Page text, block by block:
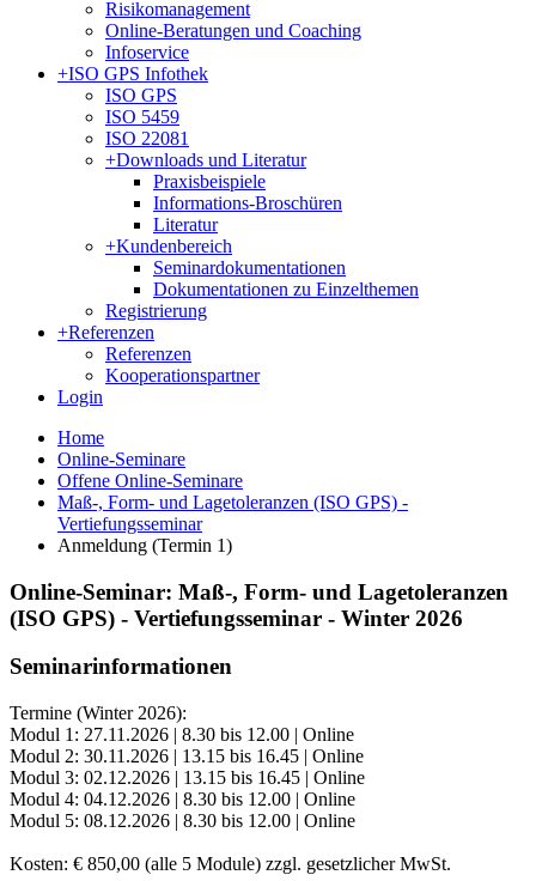
Risikomanagement
Online-Beratungen und Coaching
Infoservice
+ISO GPS Infothek
ISO GPS
ISO 5459
ISO 22081
+Downloads und Literatur
Praxisbeispiele
Informations-Broschüren
Literatur
+Kundenbereich
Seminardokumentationen
Dokumentationen zu Einzelthemen
Registrierung
+Referenzen
Referenzen
Kooperationspartner
Login
Home
Online-Seminare
Offene Online-Seminare
Maß-, Form- und Lagetoleranzen (ISO GPS) -
Vertiefungsseminar
Anmeldung (Termin 1)
Online-Seminar: Maß-, Form- und Lagetoleranzen
(ISO GPS) - Vertiefungsseminar - Winter 2026
Seminarinformationen
Termine (Winter 2026):
Modul 1: 27.11.2026 | 8.30 bis 12.00 | Online
Modul 2: 30.11.2026 | 13.15 bis 16.45 | Online
Modul 3: 02.12.2026 | 13.15 bis 16.45 | Online
Modul 4: 04.12.2026 | 8.30 bis 12.00 | Online
Modul 5: 08.12.2026 | 8.30 bis 12.00 | Online
Kosten: € 850,00 (alle 5 Module) zzgl. gesetzlicher MwSt.